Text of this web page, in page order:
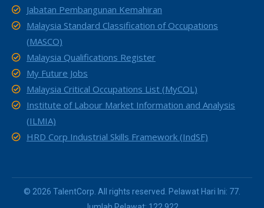
Jabatan Pembangunan Kemahiran
Malaysia Standard Classification of Occupations
(MASCO)
Malaysia Qualifications Register
My Future Jobs
Malaysia Critical Occupations List (MyCOL)
Institute of Labour Market Information and Analysis
(ILMIA)
HRD Corp Industrial Skills Framework (IndSF)
© 2026 TalentCorp. All rights reserved. Pelawat Hari Ini: 77.